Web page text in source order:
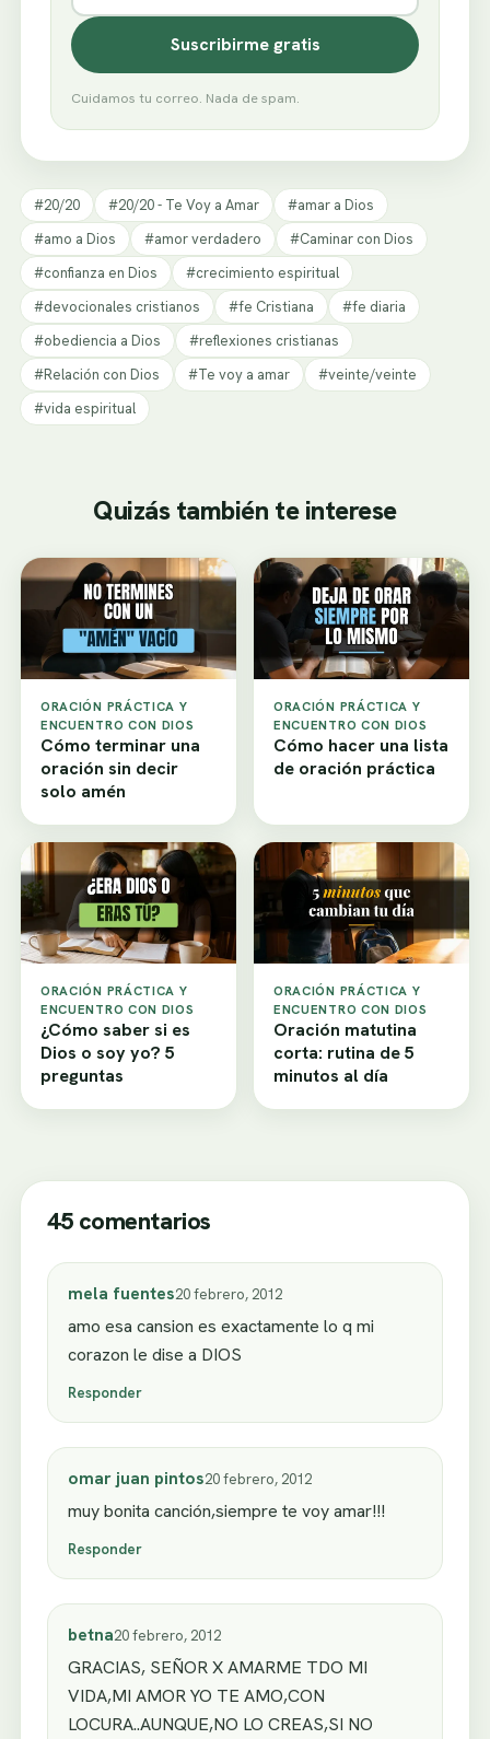
Suscribirme gratis
Cuidamos tu correo. Nada de spam.
#20/20 #20/20 - Te Voy a Amar
#amar a Dios
#amo a Dios
#amor verdadero
#Caminar con Dios
#confianza en Dios
#crecimiento espiritual
#devocionales cristianos
#fe Cristiana
#fe diaria
#obediencia a Dios
#reflexiones cristianas
#Relación con Dios
#Te voy a amar
#veinte/veinte
#vida espiritual
Quizás también te interese
ORACIÓN PRÁCTICA Y
ENCUENTRO CON DIOS
Cómo terminar una
oración sin decir
solo amén
ORACIÓN PRÁCTICA Y
ENCUENTRO CON DIOS
Cómo hacer una lista
de oración práctica
ORACIÓN PRÁCTICA Y
ENCUENTRO CON DIOS
¿Cómo saber si es
Dios o soy yo? 5
preguntas
ORACIÓN PRÁCTICA Y
ENCUENTRO CON DIOS
Oración matutina
corta: rutina de 5
minutos al día
45 comentarios
mela fuentes20 febrero, 2012
amo esa cansion es exactamente lo q mi
corazon le dise a DIOS
Responder
omar juan pintos20 febrero, 2012
muy bonita canción,siempre te voy amar!!!
Responder
betna20 febrero, 2012
GRACIAS, SEÑOR X AMARME TDO MI
VIDA,MI AMOR YO TE AMO,CON
LOCURA..AUNQUE,NO LO CREAS,SI NO